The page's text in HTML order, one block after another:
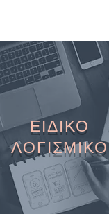
ΕΙΔΙΚΟ
ΛΟΓΙΣΜΙΚΟ